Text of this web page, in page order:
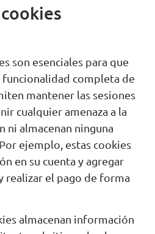
son esenciales para que
completa de
mantener las sesiones
cualquier amenaza a la
ni almacenan ninguna
ejemplo, estas cookies
en su cuenta y agregar
realizar el pago de forma
almacenan información